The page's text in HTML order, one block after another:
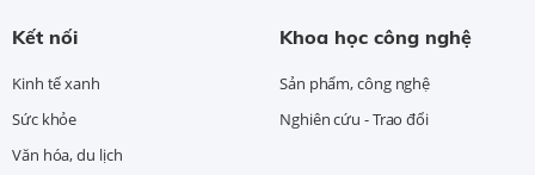
Kết nối
Kinh tế xanh
Sức khỏe
Văn hóa, du lịch
Khoa học công nghệ
Sản phẩm, công nghệ
Nghiên cứu - Trao đổi